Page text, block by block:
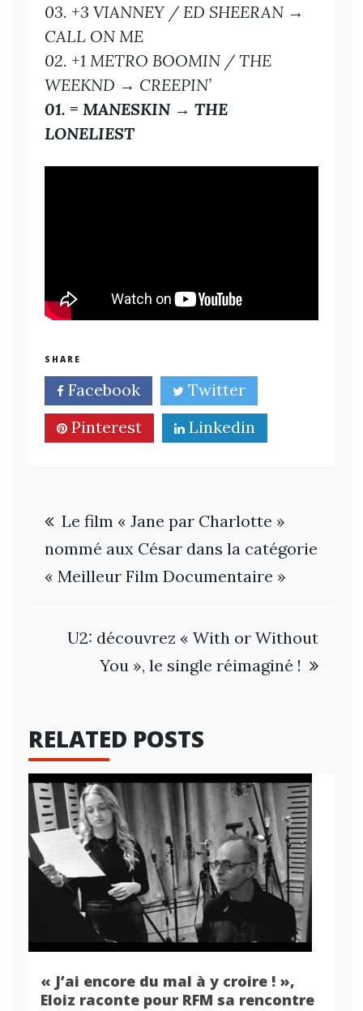
03. +3 VIANNEY / ED SHEERAN →
CALL ON ME
02. +1 METRO BOOMIN / THE
WEEKND → CREEPIN’
01. = MANESKIN → THE
LONELIEST
SHARE
Facebook
Twitter
Pinterest
Linkedin
Navigation
de
Le film « Jane par Charlotte »
nommé aux César dans la catégorie
« Meilleur Film Documentaire »
U2: découvrez « With or Without
You », le single réimaginé !
RELATED POSTS
« J’ai encore du mal à y croire ! »,
Eloiz raconte pour RFM sa rencontre